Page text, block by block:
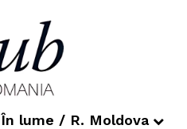
În lume / R. Moldova